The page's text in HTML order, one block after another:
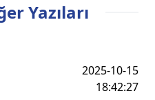
Yazıları
2025-10-15
18:42:27